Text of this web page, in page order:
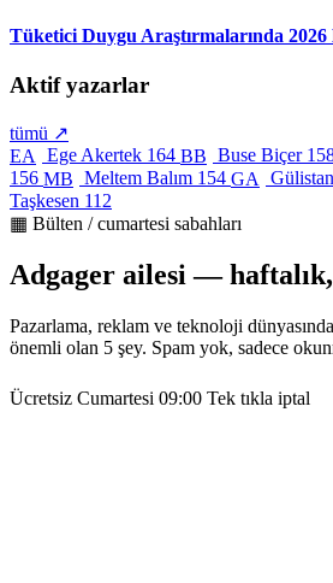
Tüketici Duygu Araştırmalarında 2026
Aktif yazarlar
tümü ↗
EA
Ege Akertek 164 BB Buse Biçer
156 MB Meltem Balım 154 GA
Taşkesen 112
▦ Bülten / cumartesi sabahları
Adgager ailesi — haftalık,
Pazarlama, reklam ve teknoloji
önemli olan 5 şey. Spam yok, sadece
Ücretsiz Cumartesi 09:00 Tek tıkla iptal